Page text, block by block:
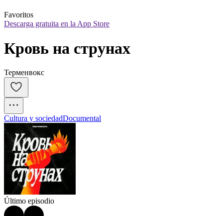
Favoritos
Descarga gratuita en la App Store
Кровь на струнах
Терменвокс
Cultura y sociedadDocumental
Último episodio